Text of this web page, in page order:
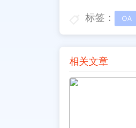
标签： OA
相关文章